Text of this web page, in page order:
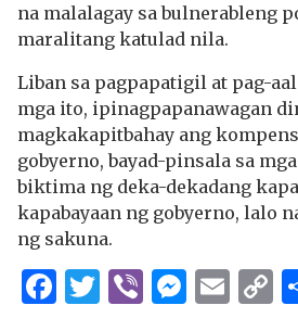
na malalagay sa bulnerableng
maralitang katulad nila.
Liban sa pagpapatigil at pag-
mga ito, ipinagpapanawagan
magkakapitbahay ang
gobyerno, bayad-pinsala sa
biktima ng deka-dekadang
kapabayaan ng gobyerno, lalo
ng sakuna.
Facebook
Twitter
Viber